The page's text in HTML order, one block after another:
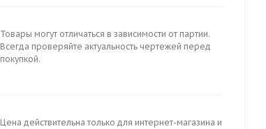
Товары могут отличаться в зависимости от партии.
Всегда проверяйте актуальность чертежей перед
покупкой.
Цена действительна только для интернет-магазина и